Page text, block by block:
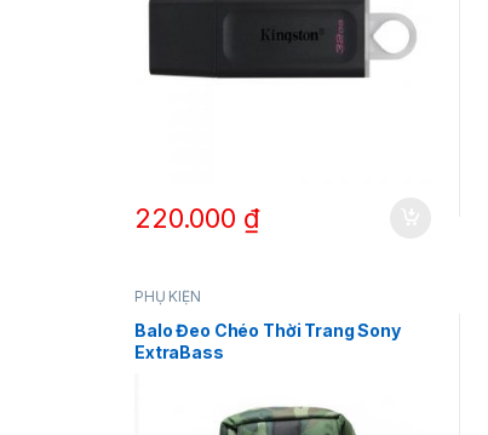
220.000 ₫
PHỤ KIỆN
Balo Đeo Chéo Thời Trang Sony
ExtraBass